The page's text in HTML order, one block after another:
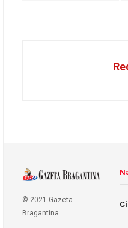
© 2021 Gazeta
Bragantina